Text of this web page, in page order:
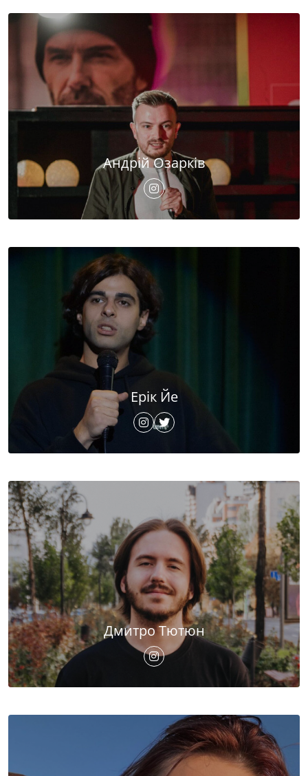
Андрій Озарків
Ерік Йе
Дмитро Тютюн